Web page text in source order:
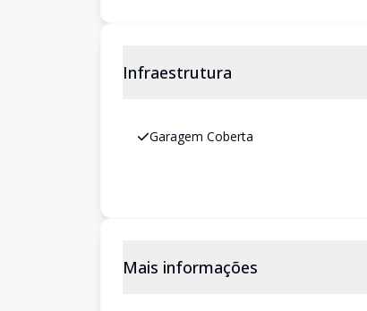
Infraestrutura
Garagem Coberta
Mais informações